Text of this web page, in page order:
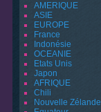
AMERIQUE
ASIE
EUROPE
France
Indonésie
OCEANIE
Etats Unis
Japon
AFRIQUE
Chili
Nouvelle Zélande